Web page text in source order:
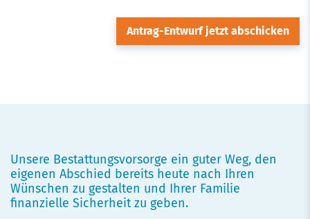
Unsere Bestattungsvorsorge ein guter Weg, den
eigenen Abschied bereits heute nach Ihren
Wünschen zu gestalten und Ihrer Familie
finanzielle Sicherheit zu geben.